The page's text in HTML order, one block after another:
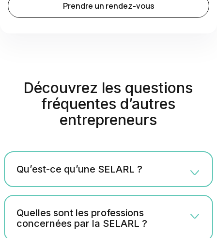
Prendre un rendez-vous
Découvrez les questions
fréquentes d’autres
entrepreneurs
Qu’est-ce qu’une SELARL ?
Quelles sont les professions
concernées par la SELARL ?